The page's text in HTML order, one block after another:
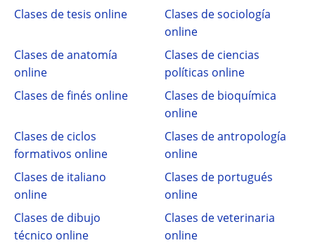
Clases de tesis online
Clases de sociología
online
Clases de anatomía
online
Clases de ciencias
políticas online
Clases de finés online
Clases de bioquímica
online
Clases de ciclos
formativos online
Clases de antropología
online
Clases de italiano
online
Clases de portugués
online
Clases de dibujo
técnico online
Clases de veterinaria
online